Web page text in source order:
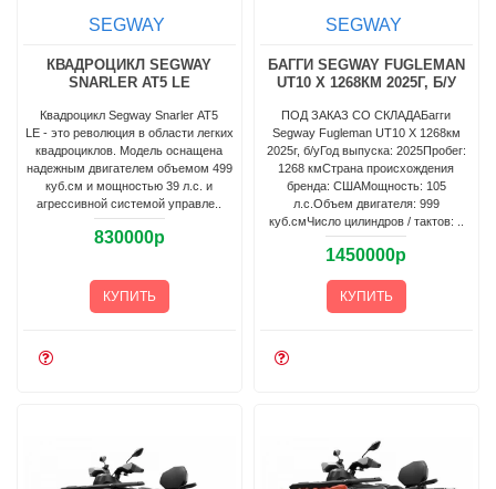
SEGWAY
КВАДРОЦИКЛ SEGWAY
SNARLER AT5 LE
Квадроцикл Segway Snarler AT5
LE - это революция в области легких
квадроциклов. Модель оснащена
надежным двигателем объемом 499
куб.см и мощностью 39 л.с. и
агрессивной системой управле..
830000р
КУПИТЬ
SEGWAY
БАГГИ SEGWAY FUGLEMAN
UT10 X 1268КМ 2025Г, Б/У
ПОД ЗАКАЗ СО СКЛАДАБагги
Segway Fugleman UT10 X 1268км
2025г, б/уГод выпуска: 2025Пробег:
1268 кмСтрана происхождения
бренда: СШАМощность: 105
л.с.Объем двигателя: 999
куб.смЧисло цилиндров / тактов: ..
1450000р
КУПИТЬ